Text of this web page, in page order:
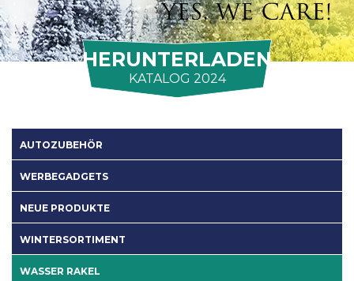
HERUNTERLADEN
KATALOG 2024
AUTOZUBEHÖR
WERBEGADGETS
NEUE PRODUKTE
WINTERSORTIMENT
WASSER RAKEL